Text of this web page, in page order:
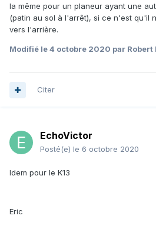
la même pour un planeur ayant une
(patin au sol à l'arrêt), si ce n'est qu'il
vers l'arrière.
Modifié le 4 octobre 2020 par Robert
Citer
EchoVictor
Posté(e) le 6 octobre 2020
Idem pour le K13
Eric